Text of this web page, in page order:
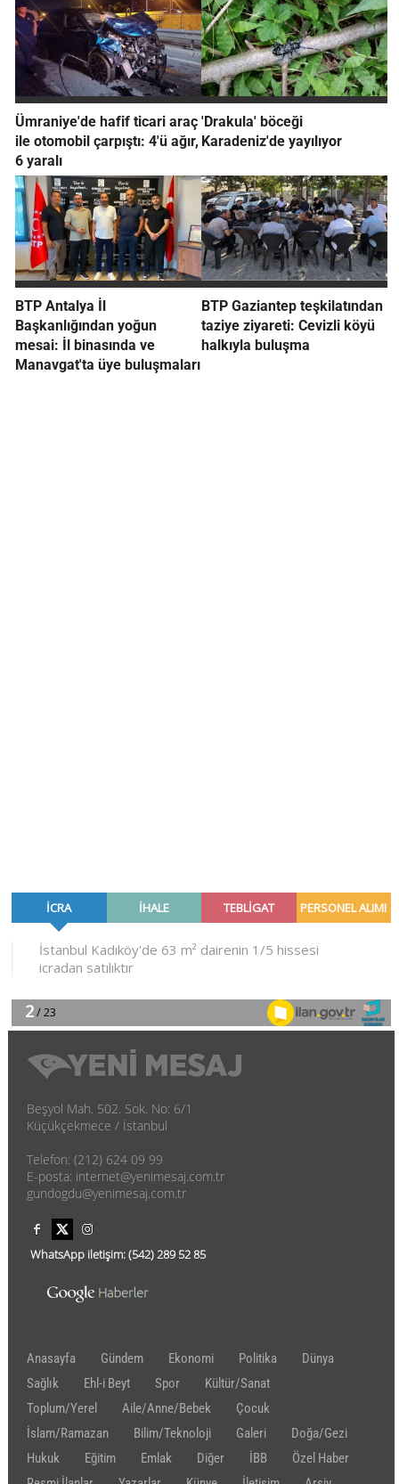
Ümraniye'de hafif ticari araç
ile otomobil çarpıştı: 4'ü ağır,
6 yaralı
'Drakula' böceği
Karadeniz'de yayılıyor
BTP Antalya İl
Başkanlığından yoğun
mesai: İl binasında ve
Manavgat'ta üye buluşmaları
BTP Gaziantep teşkilatından
taziye ziyareti: Cevizli köyü
halkıyla buluşma
Beşyol Mah. 502. Sok. No: 6/1
Küçükçekmece / İstanbul
Telefon: (212) 624 09 99
E-posta: internet@yenimesaj.com.tr
gundogdu@yenimesaj.com.tr
WhatsApp iletişim:(542)289 52 85
Anasayfa Gündem Ekonomi Politika
Dünya
Sağlık
Ehl-i Beyt Spor
Kültür/Sanat
Toplum/Yerel
Aile/Anne/Bebek
Çocuk
İslam/Ramazan
Bilim/Teknoloji Galeri
Doğa/Gezi
Hukuk
Eğitim Emlak Diğer İBB
Özel Haber